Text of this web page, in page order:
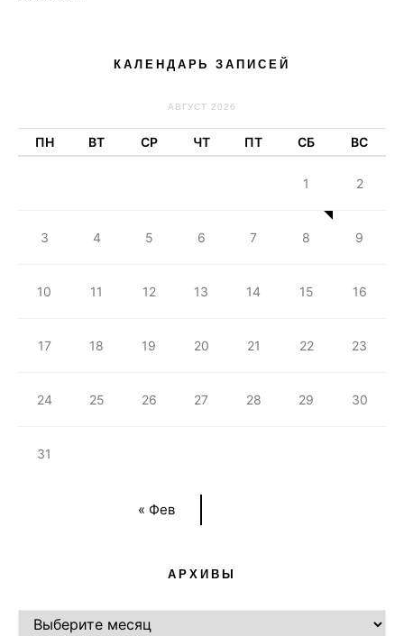
КАЛЕНДАРЬ ЗАПИСЕЙ
АВГУСТ 2026
ПН ВТ СР ЧТ ПТ СБ ВС
« Фев
1 2
3 4 5 6 7 8 9
10 11 12 13 14 15 16
17 18 19 20 21 22 23
24 25 26 27 28 29 30
31
АРХИВЫ